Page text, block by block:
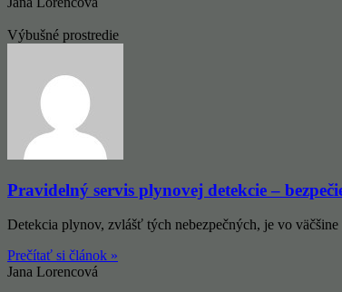
Výbušné prostredie
Pravidelný servis plynovej detekcie –
Detekcia plynov, zvlášť tých nebezpečných, je vo
Prečítať si článok »
Jana Lorencová